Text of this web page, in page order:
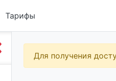
Тарифы
Для получения